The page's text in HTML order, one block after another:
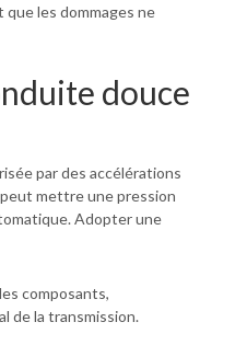
les dommages ne
douce
par des accélérations
mettre une pression
Adopter une
composants,
de la transmission.